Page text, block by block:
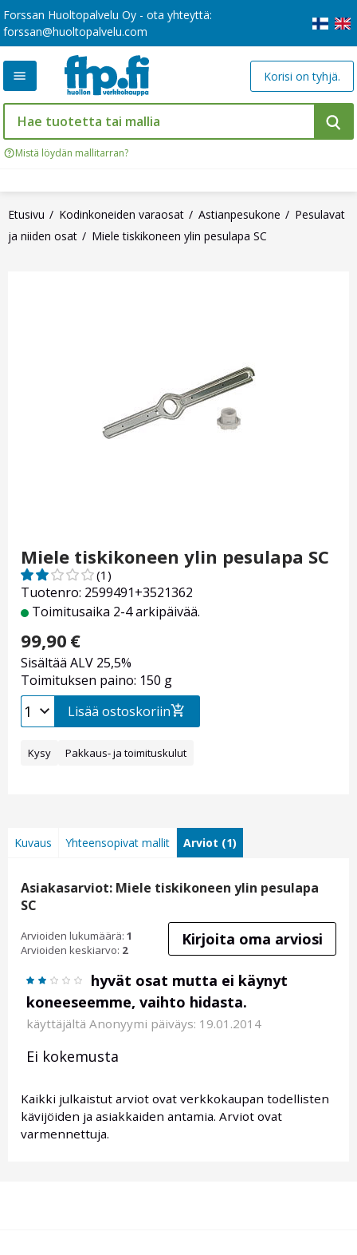
Forssan Huoltopalvelu Oy - ota yhteyttä:
forssan@huoltopalvelu.com
Mistä löydän mallitarran?
Korisi on tyhjä.
Etusivu Kodinkoneiden varaosat Astianpesukone
Pesulavat
ja niiden osat
Miele tiskikoneen ylin pesulapa SC
Miele tiskikoneen ylin pesulapa SC
Tuotenro: 2599491+3521362
(1)
Toimitusaika 2-4 arkipäivää.
99,90 €
Sisältää ALV 25,5%
Toimituksen paino: 150 g
Lisää ostoskoriin
Kysy Pakkaus- ja toimituskulut
Kuvaus Yhteensopivat mallit Arviot (1)
Asiakasarviot: Miele tiskikoneen ylin pesulapa
SC
Arvioiden lukumäärä: 1
Arvioiden keskiarvo: 2
Kirjoita oma arviosi
hyvät osat mutta ei käynyt
koneeseemme, vaihto hidasta.
käyttäjältä Anonyymi päiväys: 19.01.2014
Ei kokemusta
Kaikki julkaistut arviot ovat verkkokaupan todellisten
kävijöiden ja asiakkaiden antamia. Arviot ovat
varmennettuja.